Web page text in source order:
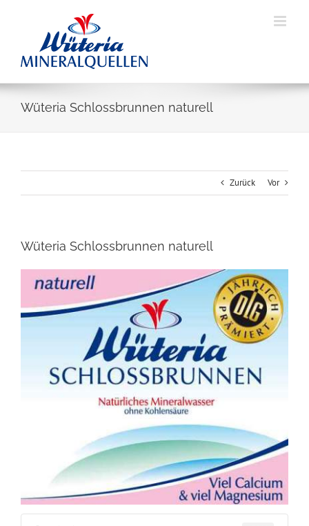
Wüteria Schlossbrunnen naturell
Zurück Vor
Wüteria Schlossbrunnen naturell